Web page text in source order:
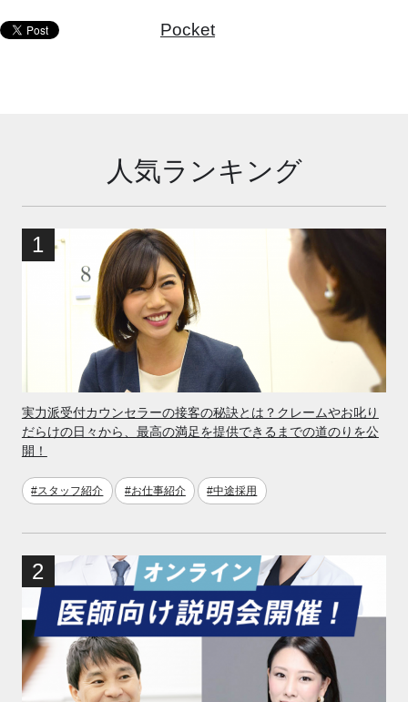
Pocket
人気ランキング
実力派受付カウンセラーの接客の秘訣とは？クレームやお叱り
だらけの日々から、最高の満足を提供できるまでの道のりを公
開！
#スタッフ紹介 #お仕事紹介 #中途採用